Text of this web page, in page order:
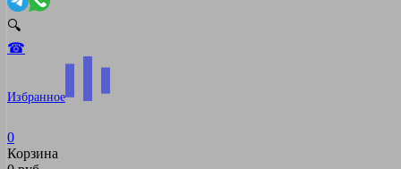
🔍
☎
Избранное
0
Корзина